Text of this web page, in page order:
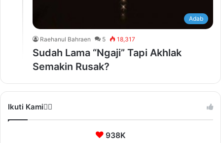
Adab
Raehanul Bahraen 5 18,317
Sudah Lama “Ngaji” Tapi Akhlak
Semakin Rusak?
Ikuti Kami❤️‍🔥
938K